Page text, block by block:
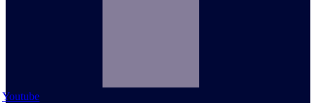
Youtube